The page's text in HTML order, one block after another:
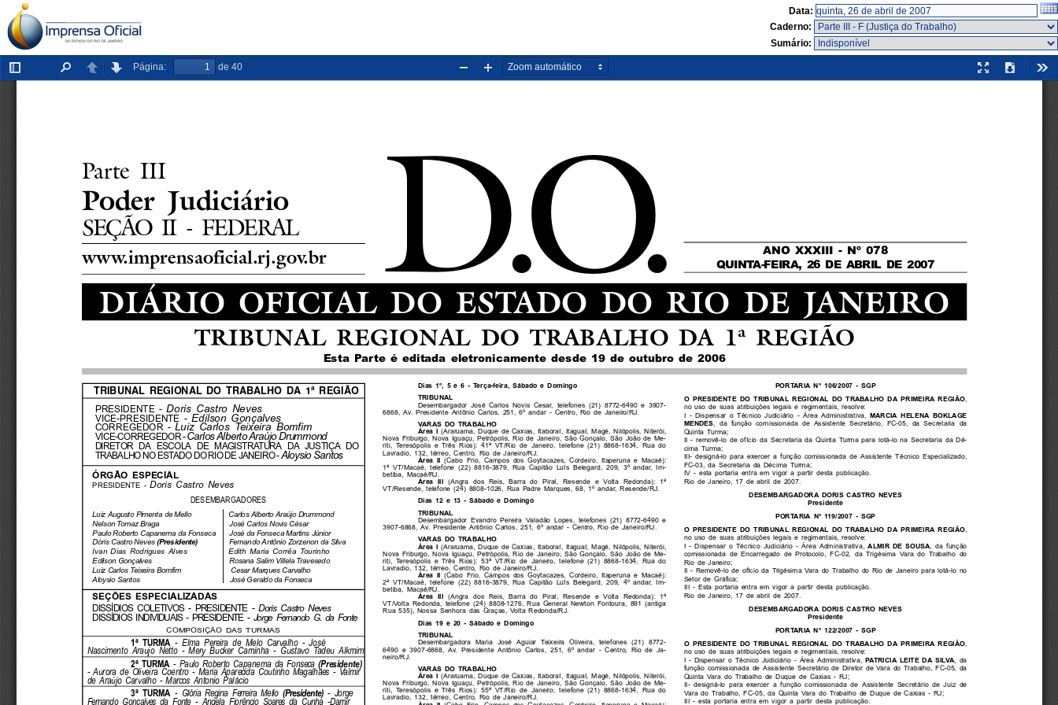
Data:
Caderno:
Sumário:
Exibir/ocultar
painel
LocalizarAnteriorPróxima
Página: de 40
Modo
de
Download
Diminuir
zoom
Aumentar
zoom
DIÁRIO OFICIAL DO ESTADO DO RIO DE JANEIRO
D.O
www.imprensaoficial.rj.gov.br
Parte III .
Poder Judiciário
SEÇÃO II - FEDERAL
TRIBUNAL REGIONAL DO TRABALHO DA 1ª REGIÃO
Esta Parte é editada eletronicamente desde 19 de outubro de 2006
TRIBUNAL  REGIONAL  DO  TRABALHO  DA  1ª  REGIÃO
PRESIDENTE - Doris  Castro  Neves
VICE-PRESIDENTE - Edilson  Gonçalves
CORREGEDOR - Luiz  Carlos  Teixeira  Bomfim
VICE-CORREGEDOR - Carlos Alberto Araújo Drummond
DIRETOR DA ESCOLA DE MAGISTRATURA DA JUSTIÇA DO
TRABALHO NO ESTADO DO RIO DE JANEIRO - Aloysio Santos
ÓRGÃO ESPECIAL
PRESIDENTE - Doris  Castro  Neves
DESEMBARGADORES
Luiz Augusto Pimenta de Mello
Carlos Alberto Araújo Drummond
Nelson Tomaz Braga
José Carlos Novis César
Paulo Roberto Capanema da Fonseca
José da Fonseca Martins Júnior
Dóris Castro Neves (Presidente)
Fernando Antônio Zorzenon da Silva
Ivan  Dias  Rodrigues  Alves
Edith  Maria  Corrêa  Tourinho
Edilson Gonçalves
Rosana Salim Villela Travesedo
Luiz Carlos Teixeira Bomfim
Cesar Marques Carvalho
Aloysio Santos
José Geraldo da Fonseca
SEÇÕES ESPECIALIZADAS
DISSÍDIOS COLETIVOS - PRESIDENTE - Doris  Castro  Neves
DISSÍDIOS INDIVIDUAIS - PRESIDENTE - Jorge  Fernando  G.  da  Fonte
COMPOSIÇÃO DAS TURMAS
ANO XXXIII - Nº 078
QUINTA-FEIRA, 26 DE ABRIL DE 2007
1ª TURMA -  Elma  Pereira  de  Melo  Carvalho  -  José
Nascimento  Araujo  Netto  -  Mery  Bucker  Caminha  -  Gustavo  Tadeu  Alkmim
2ª TURMA -  Paulo  Roberto  Capanema  da  Fonseca (Presidente)
-  Aurora  de  Oliveira  Coentro  -  Maria  Aparecida  Coutinho  Magalhães  -  Valmir
de  Araújo  Carvalho  -  Marcos  Antonio  Palácio
3ª TURMA -  Glória  Regina  Ferreira  Mello (Presidente) -  Jorge
Fernando  Gonçalves  da  Fonte  -  Angela  Fiorêncio  Soares  da  Cunha  -Damir
Dias1º,5e6-Terça-feira, Sábado e Domingo
TRIBUNAL
Desembargador José Carlos Novis Cesar, telefones (21) 8772-6490 e 3907-
6868, Av. Presidente Antônio Carlos, 251, 6º andar - Centro, Rio de Janeiro/RJ.
VARAS DO TRABALHO
Área I
(Araruama, Duque de Caxias, Itaboraí, Itaguaí, Magé, Nilópolis, Niterói,
Nova Friburgo, Nova Iguaçu, Petrópolis, Rio de Janeiro, São Gonçalo, São João de Me-
riti, Teresópolis e Três Rios): 41ª VT/Rio de Janeiro, telefone (21) 8868-1634, Rua do
Lavradio, 132, térreo, Centro, Rio de Janeiro/RJ.
Área II (Cabo Frio, Campos dos Goytacazes, Cordeiro, Itaperuna e Macaé):
1ª VT/Macaé, telefone (22) 8816-3879, Rua Capitão Luís Belegard, 209, 3º andar, Im-
betiba, Macaé/RJ.
Área III
(Angra dos Reis, Barra do Piraí, Resende e Volta Redonda): 1ª
VT/Resende, telefone (24) 8808-1026, Rua Padre Marques, 68, 1º andar, Resende/RJ.
Dias 12 e 13 - Sábado e Domingo
TRIBUNAL
Desembargador Evandro Pereira Valadão Lopes, telefones (21) 8772-6490 e
3907-6868, Av. Presidente Antônio Carlos, 251, 6º andar - Centro, Rio de Janeiro/RJ.
VARAS DO TRABALHO
Área I (Araruama, Duque de Caxias, Itaboraí, Itaguaí, Magé, Nilópolis, Niterói,
Nova Friburgo, Nova Iguaçu, Petrópolis, Rio de Janeiro, São Gonçalo, São João de Me-
riti, Teresópolis e Três Rios): 53ª VT/Rio de Janeiro, telefone (21) 8868-1634, Rua do
Lavradio, 132, térreo, Centro, Rio de Janeiro/RJ.
Área II
(Cabo Frio, Campos dos Goytacazes, Cordeiro, Itaperuna e Macaé):
2ª VT/Macaé, telefone (22) 8816-3879, Rua Capitão Luís Belegard, 209, 4º andar, Im-
betiba, Macaé/RJ.
Área III
(Angra dos Reis, Barra do Piraí, Resende e Volta Redonda): 1ª
VT/Volta Redonda, telefone (24) 8808-1276, Rua General Newton Fontoura, 891 (antiga
Rua 535), Nossa Senhora das Graças, Volta Redonda/RJ.
Dias 19 e 20 - Sábado e Domingo
TRIBUNAL
Desembargadora Maria José Aguiar Teixeira Oliveira, telefones (21) 8772-
6490 e 3907-6868, Av. Presidente Antônio Carlos, 251, 6º andar - Centro, Rio de Ja-
neiro/RJ.
VARAS DO TRABALHO
Área I
(Araruama, Duque de Caxias, Itaboraí, Itaguaí, Magé, Nilópolis, Niterói,
Nova Friburgo, Nova Iguaçu, Petrópolis, Rio de Janeiro, São Gonçalo, São João de Me-
riti, Teresópolis e Três Rios): 55ª VT/Rio de Janeiro, telefone (21) 8868-1634, Rua do
Lavradio, 132, térreo, Centro, Rio de Janeiro/RJ.
PORTARIA Nº 106/2007 - SGP
O PRESIDENTE DO TRIBUNAL REGIONAL DO TRABALHO DA PRIMEIRA REGIÃO,
no uso de suas atribuições legais e regimentais, resolve:
I - Dispensar o Técnico Judiciário - Área Administrativa,
MARCIA HELENA BOKLAGE
MENDES, da função comissionada de Assistente Secretário, FC-05, da Secretaria da
Quinta Turma;
II - removê-lo de ofício da Secretaria da Quinta Turma para lotá-lo na Secretaria da Dé-
cima Turma;
III- designá-lo para exercer a função comissionada de Assistente Técnico Especializado,
FC-03, da Secretaria da Décima Turma;
IV - esta portaria entra em vigor a partir desta publicação.
Rio de Janeiro, 17 de abril de 2007.
DESEMBARGADORA DORIS CASTRO NEVES
Presidente
PORTARIA Nº 119/2007 - SGP
O PRESIDENTE DO TRIBUNAL REGIONAL DO TRABALHO DA PRIMEIRA REGIÃO,
no uso de suas atribuições legais e regimentais, resolve:
I - Dispensar o Técnico Judiciário - Área Administrativa, ALMIR DE SOUSA, da função
comissionada de Encarregado de Protocolo, FC-02, da Trigésima Vara do Trabalho do
Rio de Janeiro;
II - Removê-lo de ofício da Trigésima Vara do Trabalho do Rio de Janeiro para lotá-lo no
Setor de Gráfica;
III - Esta portaria entra em vigor a partir desta publicação.
Rio de Janeiro, 17 de abril de 2007.
DESEMBARGADORA DORIS CASTRO NEVES
Presidente
PORTARIA Nº 122/2007 - SGP
O PRESIDENTE DO TRIBUNAL REGIONAL DO TRABALHO DA PRIMEIRA REGIÃO,
no uso de suas atribuições legais e regimentais, resolve:
I - Dispensar o Técnico Judiciário - Área Administrativa, PATRICIA LEITE DA SILVA,da
função comissionada de Assistente Secretário de Diretor de Vara do Trabalho, FC-05, da
Quinta Vara do Trabalho de Duque de Caxias - RJ;
II- designá-lo para exercer a função comissionada de Assistente Secretário de Juiz de
Vara do Trabalho, FC-05, da Quinta Vara do Trabalho de Duque de Caxias - RJ;
III - esta portaria entra em vigor a partir desta publicação.